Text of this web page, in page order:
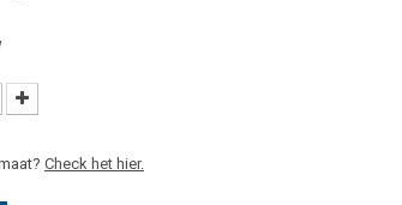
Check het hier.